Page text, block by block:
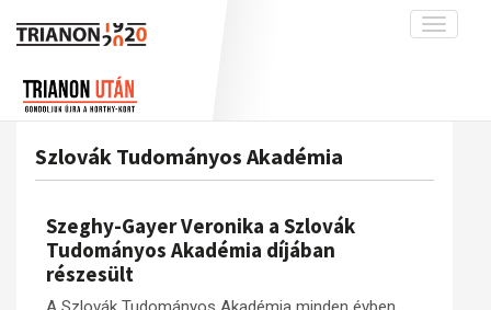
Toggle
interpretációk
A békerendszer megszilárdulása
Munkatársaink
Galéria
Szlovák Tudományos Akadémia
Szeghy-Gayer Veronika a Szlovák
Tudományos Akadémia díjában
részesült